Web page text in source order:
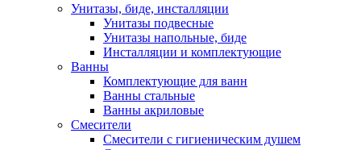
Унитазы, биде, инсталляции
Унитазы подвесные
Унитазы напольные, биде
Инсталляции и комплектующие
Ванны
Комплектующие для ванн
Ванны стальные
Ванны акриловые
Смесители
Смесители с гигиеническим душем